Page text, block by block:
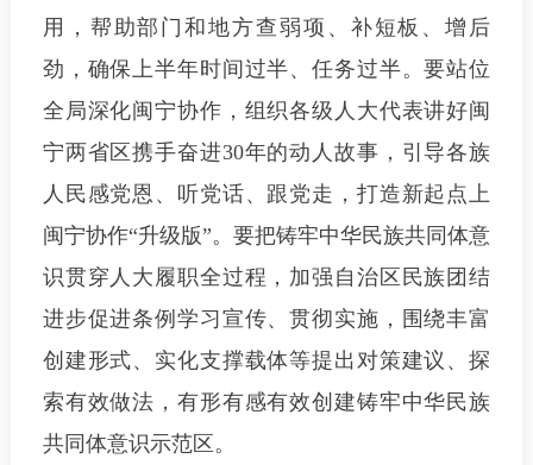
用，帮助部门和地方查弱项、补短板、增后
劲，确保上半年时间过半、任务过半。要站位
全局深化闽宁协作，组织各级人大代表讲好闽
宁两省区携手奋进30年的动人故事，引导各族
人民感党恩、听党话、跟党走，打造新起点上
闽宁协作“升级版”。要把铸牢中华民族共同体意
识贯穿人大履职全过程，加强自治区民族团结
进步促进条例学习宣传、贯彻实施，围绕丰富
创建形式、实化支撑载体等提出对策建议、探
索有效做法，有形有感有效创建铸牢中华民族
共同体意识示范区。